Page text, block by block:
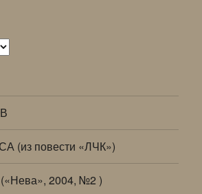
(из повести «ЛЧК»)
2004, №2 )